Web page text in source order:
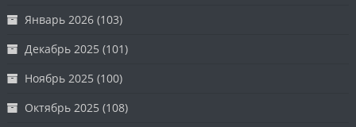
Январь 2026 (103)
Декабрь 2025 (101)
Ноябрь 2025 (100)
Октябрь 2025 (108)